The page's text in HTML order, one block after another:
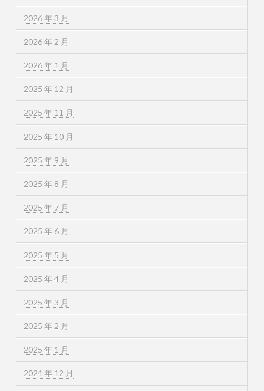
2026 年 3 月
2026 年 2 月
2026 年 1 月
2025 年 12 月
2025 年 11 月
2025 年 10 月
2025 年 9 月
2025 年 8 月
2025 年 7 月
2025 年 6 月
2025 年 5 月
2025 年 4 月
2025 年 3 月
2025 年 2 月
2025 年 1 月
2024 年 12 月